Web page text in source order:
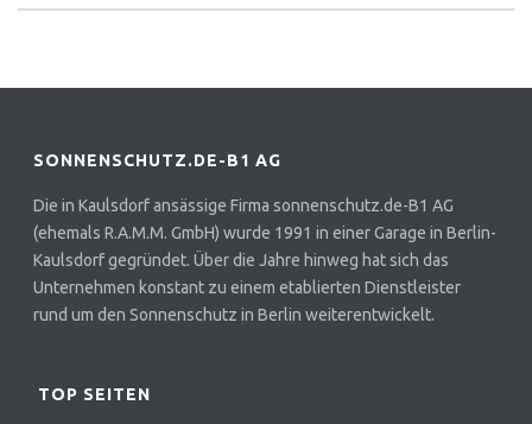
SONNENSCHUTZ.DE-B1 AG
Die in Kaulsdorf ansässige Firma sonnenschutz.de-B1 AG
(ehemals R.A.M.M. GmbH) wurde 1991 in einer Garage in Berlin-
Kaulsdorf gegründet. Über die Jahre hinweg hat sich das
Unternehmen konstant zu einem etablierten Dienstleister
rund um den Sonnenschutz in Berlin weiterentwickelt.
TOP SEITEN